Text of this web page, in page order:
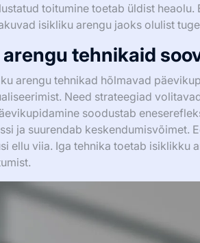
toitumine toetab üldist
isikliku arengu jaoks olulist
tehnikaid
arengu tehnikad hõlmavad
Need strateegiad
soodustab
ja suurendab keskendumisvõimet.
ellu viia. Iga tehnika toetab isiklikku